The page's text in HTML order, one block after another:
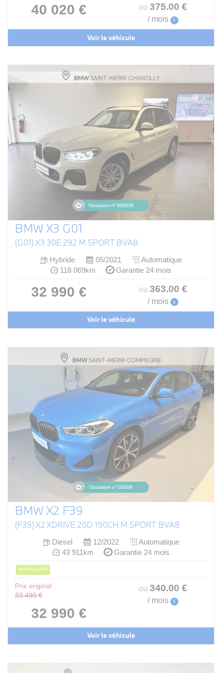
40 020 € ou 375.00 €
/ mois i
Voir le véhicule
BMW X3 G01
(G01) X3 30E 292 M SPORT BVA8
Hybride 05/2021
Automatique
118 069km
Garantie 24 mois
32 990 € ou 363.00 €
/ mois i
Voir le véhicule
BMW X2 F39
(F39) X2 XDRIVE 20D 190CH M SPORT BVA8
Diesel 12/2022
Automatique
43 911km
Garantie 24 mois
PRIX EN BAISSE
Prix original :
33 490 €
32 990 €
ou 340.00 €
/ mois i
Voir le véhicule